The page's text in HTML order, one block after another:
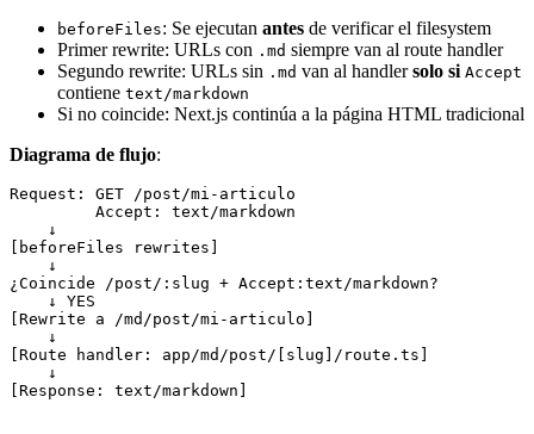
beforeFiles: Se ejecutan antes de verificar el filesystem
Primer rewrite: URLs con .md siempre van al route handler
Segundo rewrite: URLs sin .md van al handlersolo si Accept
contiene text/markdown
Si no coincide: Next.js continúa a la página HTML tradicional
Diagrama de flujo:
Request: GET /post/mi-articulo
         Accept: text/markdown
    ↓
[beforeFiles rewrites]
    ↓
¿Coincide /post/:slug + Accept:text/markdown?
    ↓ YES
[Rewrite a /md/post/mi-articulo]
    ↓
[Route handler: app/md/post/[slug]/route.ts]
    ↓
[Response: text/markdown]